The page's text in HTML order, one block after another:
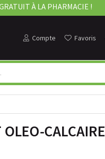
À LA PHARMACIE !
Compte Favoris
CALCAIRE